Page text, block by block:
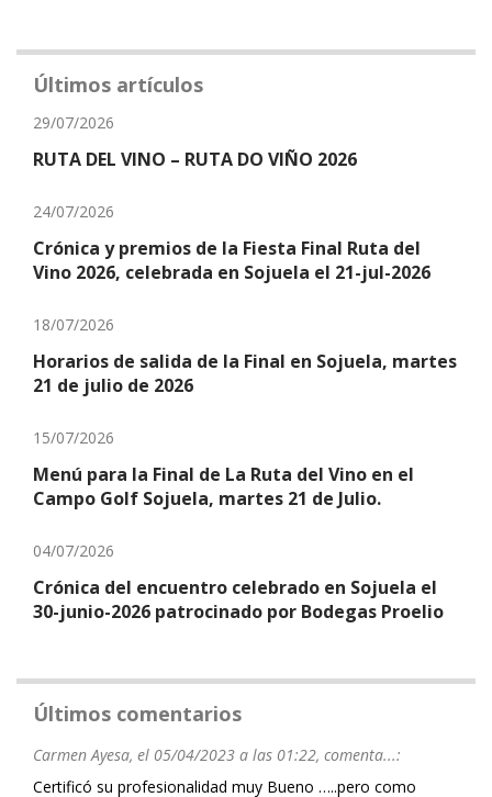
Últimos artículos
29/07/2026
RUTA DEL VINO – RUTA DO VIÑO 2026
24/07/2026
Crónica y premios de la Fiesta Final Ruta del
Vino 2026, celebrada en Sojuela el 21-jul-2026
18/07/2026
Horarios de salida de la Final en Sojuela, martes
21 de julio de 2026
15/07/2026
Menú para la Final de La Ruta del Vino en el
Campo Golf Sojuela, martes 21 de Julio.
04/07/2026
Crónica del encuentro celebrado en Sojuela el
30-junio-2026 patrocinado por Bodegas Proelio
Últimos comentarios
Carmen Ayesa, el 05/04/2023 a las 01:22, comenta...:
Certificó su profesionalidad muy Bueno …..pero como